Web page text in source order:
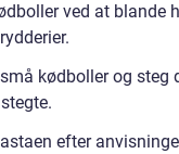
ved at blande
kødboller og steg
efter